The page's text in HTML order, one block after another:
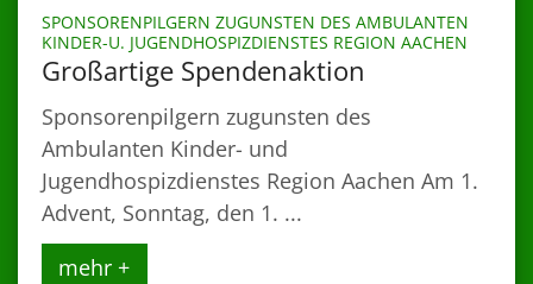
SPONSORENPILGERN ZUGUNSTEN DES AMBULANTEN
KINDER-U. JUGENDHOSPIZDIENSTES REGION AACHEN
Großartige Spendenaktion
Sponsorenpilgern zugunsten des
Ambulanten Kinder- und
Jugendhospizdienstes Region Aachen Am 1.
Advent, Sonntag, den 1. ...
mehr +